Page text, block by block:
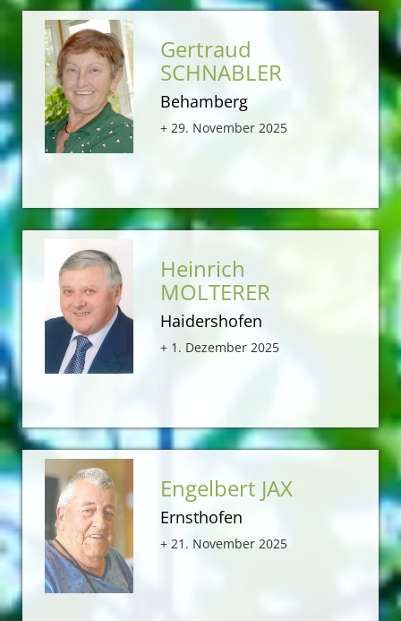
Gertraud
SCHNABLER
Behamberg
+ 29. November 2025
Heinrich
MOLTERER
Haidershofen
+ 1. Dezember 2025
Engelbert JAX
Ernsthofen
+ 21. November 2025